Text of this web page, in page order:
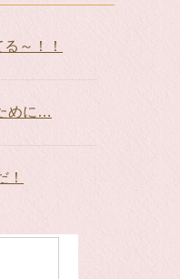
～！！
めに…
！